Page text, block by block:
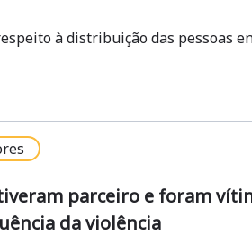
à distribuição das pessoas
parceiro e foram
da violência